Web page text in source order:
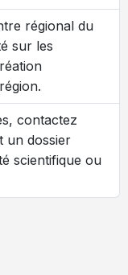
régional du
sur les
contactez
un dossier
scientifique ou